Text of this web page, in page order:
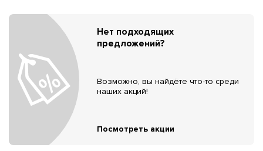
Нет подходящих
предложений?
Возможно, вы найдёте что-то среди
наших акций!
Посмотреть акции